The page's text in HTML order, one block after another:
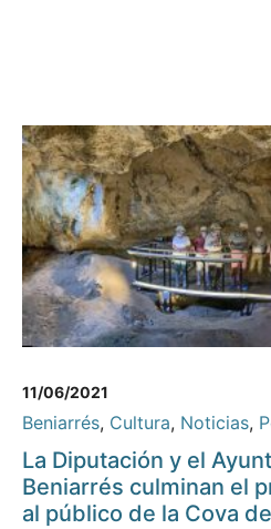
11/06/2021
Beniarrés, Cultura, Noticias,
La Diputación y el
Beniarrés culminan el
al público de la Cova de